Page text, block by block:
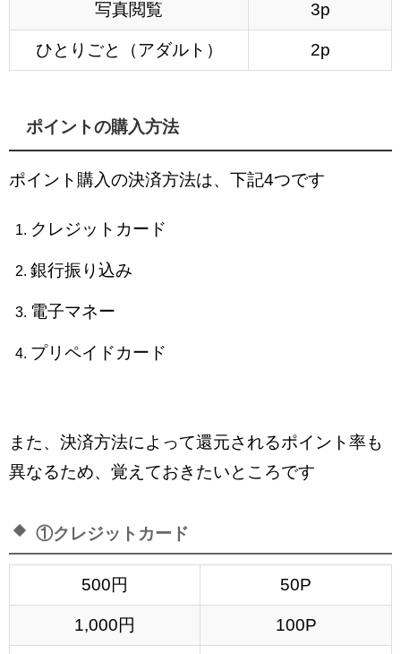
写真閲覧 3p
ひとりごと（アダルト） 2p
ポイントの購入方法
ポイント購入の決済方法は、下記4つです
クレジットカード
銀行振り込み
電子マネー
プリペイドカード
また、決済方法によって還元されるポイント率も
異なるため、覚えておきたいところです
①クレジットカード
500円 50P
1,000円 100P